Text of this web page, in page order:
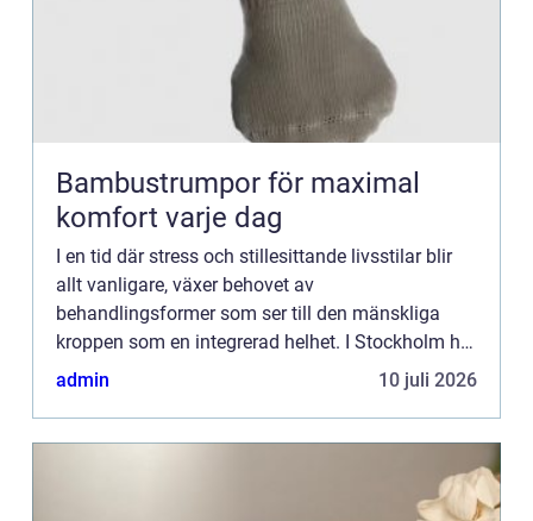
Bambustrumpor för maximal
komfort varje dag
I en tid där stress och stillesittande livsstilar blir
allt vanligare, växer behovet av
behandlingsformer som ser till den mänskliga
kroppen som en integrerad helhet. I Stockholm har
efterfrågan på osteopati, en manuell ter...
admin 10 juli 2026